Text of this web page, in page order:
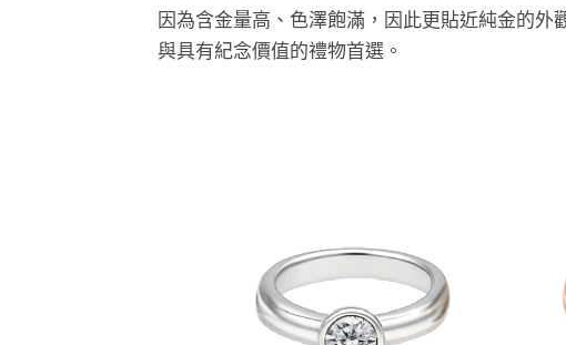
因為含金量高、色澤飽滿，因此更貼近純金的
與具有紀念價值的禮物首選。